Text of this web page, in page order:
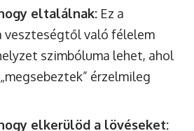
eltalálnak: Ez a
veszteségtől való félelem
szimbóluma lehet, ahol
érzelmileg
elkerülöd a lövéseket: